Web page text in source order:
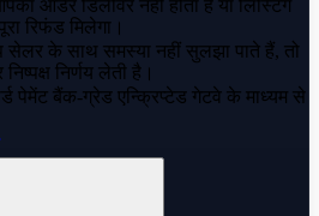
ऑर्डर डिलीवर नहीं होता है या लिस्टिंग
रिफंड मिलेगा।
सेलर के साथ समस्या नहीं सुलझा पाते हैं, तो
निर्णय लेती है।
पेमेंट बैंक-ग्रेड एन्क्रिप्टेड गेटवे के माध्यम से